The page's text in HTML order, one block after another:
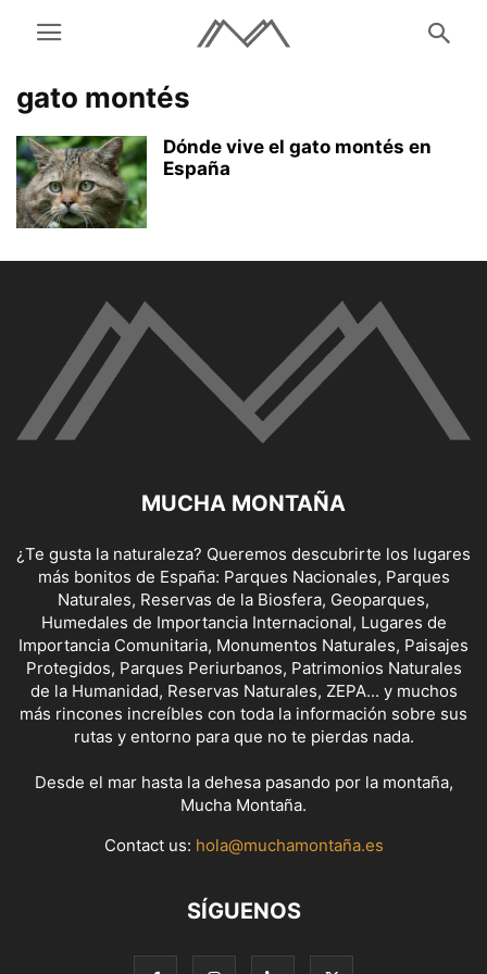
gato montés
Dónde vive el gato montés en
España
MUCHA MONTAÑA
¿Te gusta la naturaleza? Queremos descubrirte los lugares
más bonitos de España: Parques Nacionales, Parques
Naturales, Reservas de la Biosfera, Geoparques,
Humedales de Importancia Internacional, Lugares de
Importancia Comunitaria, Monumentos Naturales, Paisajes
Protegidos, Parques Periurbanos, Patrimonios Naturales
de la Humanidad, Reservas Naturales, ZEPA... y muchos
más rincones increíbles con toda la información sobre sus
rutas y entorno para que no te pierdas nada.
Desde el mar hasta la dehesa pasando por la montaña,
Mucha Montaña.
Contact us: hola@muchamontaña.es
SÍGUENOS